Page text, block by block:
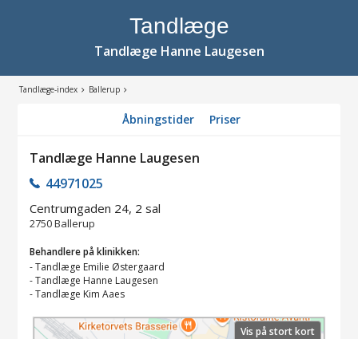
Tandlæge
Tandlæge Hanne Laugesen
Tandlæge-index Ballerup
Åbningstider Priser
Tandlæge Hanne Laugesen
44971025
Centrumgaden 24, 2 sal
2750Ballerup
Behandlere på klinikken:
-Tandlæge Emilie Østergaard
-Tandlæge Hanne Laugesen
-Tandlæge Kim Aaes
Vis på stort kort